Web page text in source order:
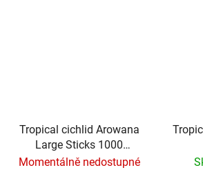
Tropical cichlid Arowana
Large Sticks 1000
ml/300 g
Momentálně nedostupné